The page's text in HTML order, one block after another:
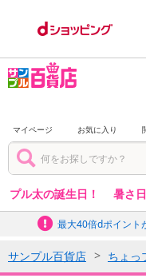
マイページ お気に入り
プル太の誕生日！ 暑さ
最大40倍dポイント
サンプル百貨店 ちょっ